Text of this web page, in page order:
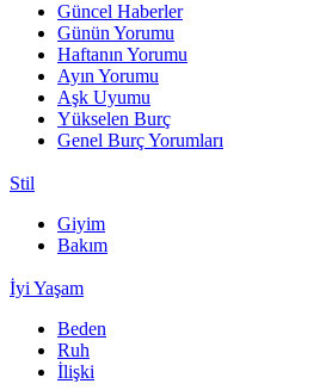
Güncel Haberler
Günün Yorumu
Haftanın Yorumu
Ayın Yorumu
Aşk Uyumu
Yükselen Burç
Genel Burç Yorumları
Stil
Giyim
Bakım
İyi Yaşam
Beden
Ruh
İlişki